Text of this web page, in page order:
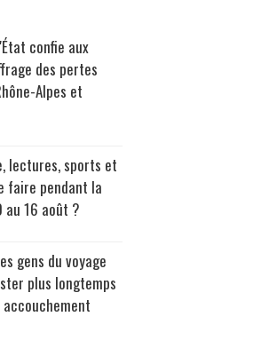
confie aux
des pertes
Alpes et
lectures, sports et
faire pendant la
au 16 août ?
gens du voyage
plus longtemps
accouchement